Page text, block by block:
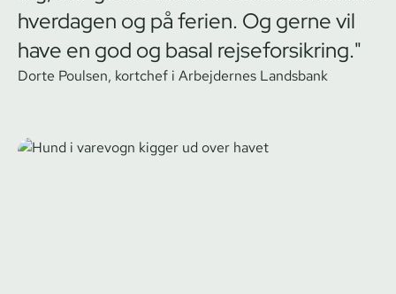
hverdagen og på ferien. Og gerne vil
have en god og basal rej­se­for­sik­ring."
Dorte Poulsen, kortchef i Arbejdernes Landsbank